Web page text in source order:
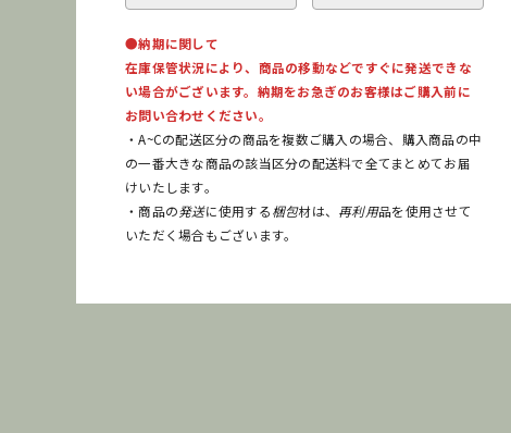
●納期に関して
在庫保管状況により、商品の移動などですぐに発送できな
い場合がございます。納期をお急ぎのお客様はご購入前に
お問い合わせください。
・A~Cの配送区分の商品を複数ご購入の場合、購入商品の中
の一番大きな商品の該当区分の配送料で全てまとめてお届
けいたします。
・商品の発送に使用する梱包材は、 再利用品を使用させて
いただく場合もございます。